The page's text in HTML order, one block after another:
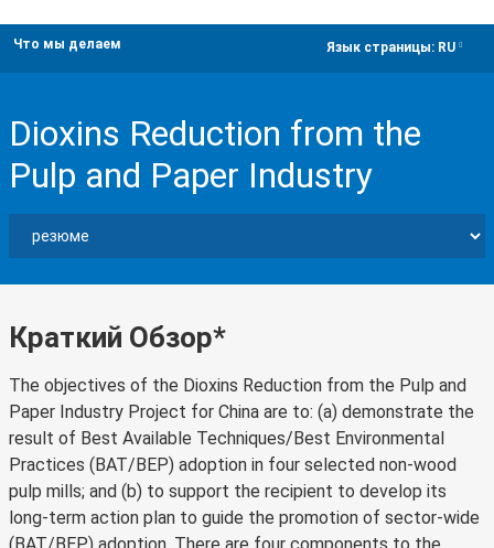
Что мы делаем Язык страницы: RU
Dioxins Reduction from the
Pulp and Paper Industry
Краткий Обзор*
The objectives of the Dioxins Reduction from the Pulp and
Paper Industry Project for China are to: (a) demonstrate the
result of Best Available Techniques/Best Environmental
Practices (BAT/BEP) adoption in four selected non-wood
pulp mills; and (b) to support the recipient to develop its
long-term action plan to guide the promotion of sector-wide